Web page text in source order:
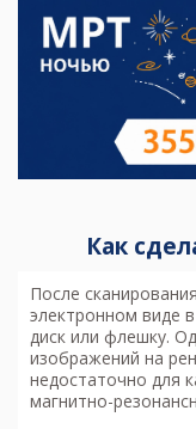
Как
После
электронном виде
диск или флешку.
изображений на
недостаточно для
магнитно-